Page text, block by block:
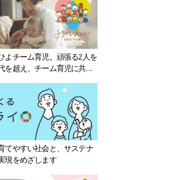
よチーム育児。頑張る2人を
を超え、チーム育児に共感
てやすい社会と、サステナ
現をめざします